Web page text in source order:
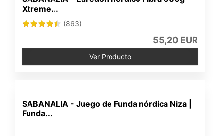
Xtreme...
(863)
55,20 EUR
Ver Producto
SABANALIA - Juego de Funda nórdica Niza |
Funda...